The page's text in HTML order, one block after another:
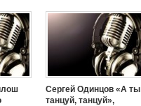
Сергей Одинцов «А ты
танцуй, танцуй»,